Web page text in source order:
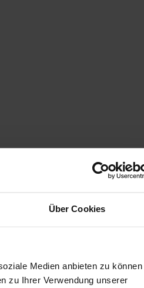
Über Cookies
Medien anbieten zu können
zu Ihrer Verwendung unserer